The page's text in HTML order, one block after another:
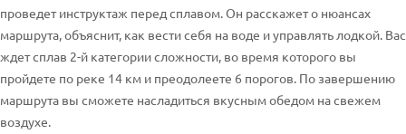
проведет инструктаж перед сплавом. Он расскажет о нюансах
маршрута, объяснит, как вести себя на воде и управлять лодкой. Вас
ждет сплав 2-й категории сложности, во время которого вы
пройдете по реке 14 км и преодолеете 6 порогов. По завершению
маршрута вы сможете насладиться вкусным обедом на свежем
воздухе.